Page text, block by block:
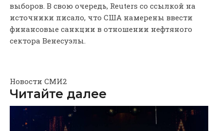
выборов. В свою очередь, Reuters со ссылкой на
источники писало, что США намерены ввести
финансовые санкции в отношении нефтяного
сектора Венесуэлы.
Новости СМИ2
Читайте далее